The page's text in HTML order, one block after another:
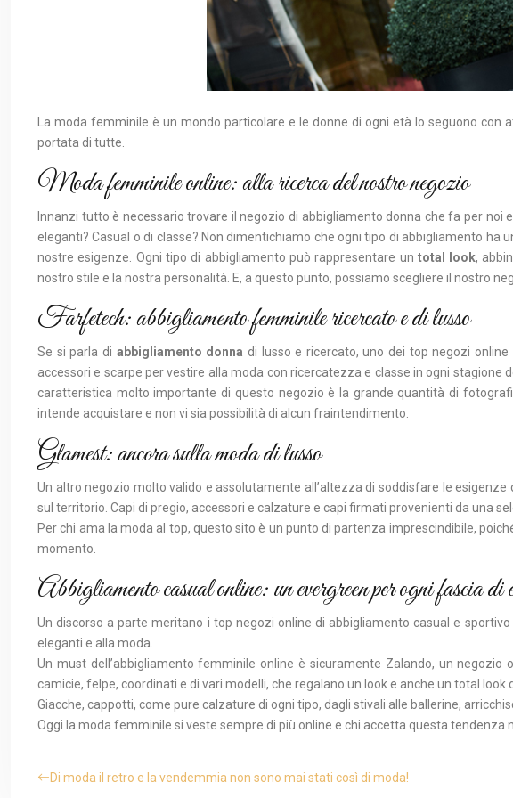
La moda femminile è un mondo particolare e le donne di ogni età lo seguono
portata di tutte.
Moda femminile online: alla ricerca del nostro negozio
Innanzi tutto è necessario trovare il negozio di abbigliamento donna che fa per
eleganti? Casual o di classe? Non dimentichiamo che ogni tipo di abbigliamento
nostre esigenze. Ogni tipo di abbigliamento può rappresentare un total look,
nostro stile e la nostra personalità. E, a questo punto, possiamo scegliere il nostro
Farfetech: abbigliamento femminile ricercato e di lusso
Se si parla di abbigliamento donna di lusso e ricercato, uno dei top negozi
accessori e scarpe per vestire alla moda con ricercatezza e classe in ogni stagione
caratteristica molto importante di questo negozio è la grande quantità di
intende acquistare e non vi sia possibilità di alcun fraintendimento.
Glamest: ancora sulla moda di lusso
Un altro negozio molto valido e assolutamente all’altezza di soddisfare le
sul territorio. Capi di pregio, accessori e calzature e capi firmati provenienti da una
Per chi ama la moda al top, questo sito è un punto di partenza imprescindibile,
momento.
Abbigliamento casual online: un evergreen per ogni fascia di
Un discorso a parte meritano i top negozi online di abbigliamento casual e
eleganti e alla moda.
Un must dell’abbigliamento femminile online è sicuramente Zalando, un
camicie, felpe, coordinati e di vari modelli, che regalano un look e anche un total
Giacche, cappotti, come pure calzature di ogni tipo, dagli stivali alle ballerine,
Oggi la moda femminile si veste sempre di più online e chi accetta questa tendenza
Di moda il retro e la vendemmia non sono mai stati così di moda!